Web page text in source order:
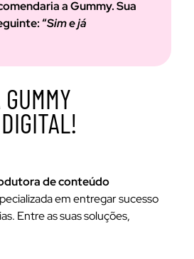
a Gummy. Sua
“Sim e já
de conteúdo
em entregar sucesso
Entre as suas soluções,